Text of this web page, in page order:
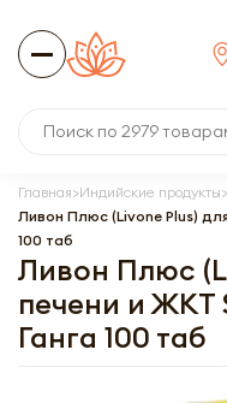
Главная Индийские продукты
Ливон Плюс (Livone Plus)
100 таб
Ливон Плюс
печени и ЖКТ
Ганга 100 таб